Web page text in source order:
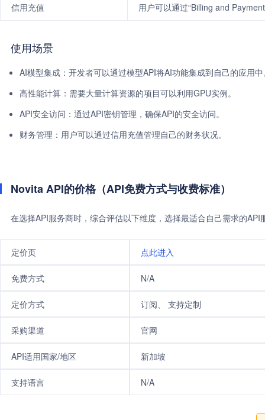
信用充值 用户可以通过“Billing and
使用场景
AI模型集成：开发者可以通过模型API将AI功能集成到自己的应用
高性能计算：需要大量计算资源的项目可以利用GPU实例。
API安全访问：通过API密钥管理，确保API的安全访问。
财务管理：用户可以通过信用充值管理自己的财务状况。
Novita API的价格（API免费方式与收费标准）
在选择API服务商时，综合评估以下维度，选择最适合自己需求的
定价页 点此进入
免费方式 N/A
定价方式 订阅、 支持定制
采购渠道 官网
API适用国家/地区 新加坡
支持语言 N/A